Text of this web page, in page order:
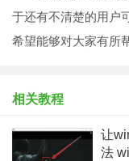
于还有不清楚的用户
希望能够对大家有所
相关教程
让
法